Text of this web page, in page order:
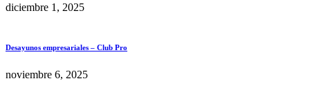
diciembre 1, 2025
Desayunos empresariales – Club Pro
noviembre 6, 2025